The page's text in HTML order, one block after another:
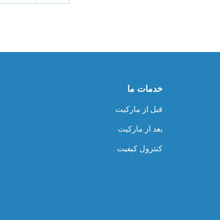
خدمات ما
قبل از مارکیت
بعد از مارکیت
کنترول کیفیت